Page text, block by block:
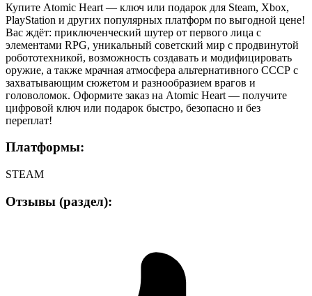
Купите Atomic Heart — ключ или подарок для Steam, Xbox,
PlayStation и других популярных платформ по выгодной цене!
Вас ждёт: приключенческий шутер от первого лица с
элементами RPG, уникальный советский мир с продвинутой
робототехникой, возможность создавать и модифицировать
оружие, а также мрачная атмосфера альтернативного СССР с
захватывающим сюжетом и разнообразием врагов и
головоломок. Оформите заказ на Atomic Heart — получите
цифровой ключ или подарок быстро, безопасно и без
переплат!
Платформы:
STEAM
Отзывы (раздел):